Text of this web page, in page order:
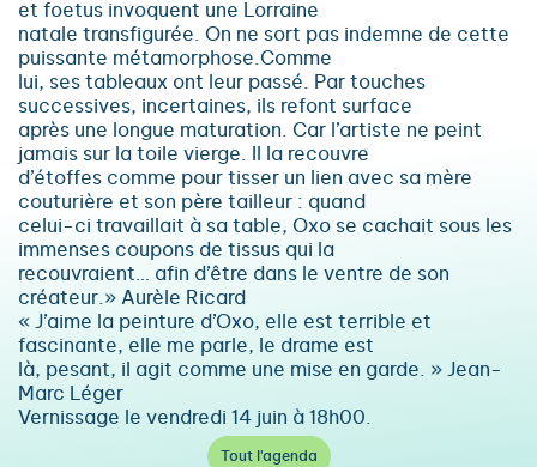
et foetus invoquent une Lorraine
natale transfigurée. On ne sort pas indemne de cette
puissante métamorphose.Comme
lui, ses tableaux ont leur passé. Par touches
successives, incertaines, ils refont surface
après une longue maturation. Car l’artiste ne peint
jamais sur la toile vierge. Il la recouvre
d’étoffes comme pour tisser un lien avec sa mère
couturière et son père tailleur : quand
celui-ci travaillait à sa table, Oxo se cachait sous les
immenses coupons de tissus qui la
recouvraient… afin d’être dans le ventre de son
créateur.» Aurèle Ricard
« J’aime la peinture d’Oxo, elle est terrible et
fascinante, elle me parle, le drame est
là, pesant, il agit comme une mise en garde. » Jean-
Marc Léger
Vernissage le vendredi 14 juin à 18h00.
Tout l'agenda